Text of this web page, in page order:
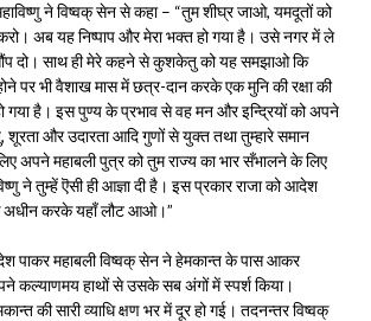
ने विष्वक् सेन से कहा – “तुम शीघ्र जाओ, यमदूतों को
करो। अब यह निष्पाप और मेरा भक्त हो गया है। उसे नगर में ले
दो। साथ ही मेरे कहने से कुशकेतु को यह समझाओ कि
पर भी वैशाख मास में छत्र-दान करके एक मुनि की रक्षा की
गया है। इस पुण्य के प्रभाव से वह मन और इन्द्रियों को अपने
शूरता और उदारता आदि गुणों से युक्त तथा तुम्हारे समान
अपने महाबली पुत्र को तुम राज्य का भार सँभालने के लिए
ने तुम्हें ऎसी ही आज्ञा दी है। इस प्रकार राजा को आदेश
अधीन करके यहाँ लौट आओ।”
पाकर महाबली विष्वक् सेन ने हेमकान्त के पास आकर
कल्याणमय हाथों से उसके सब अंगों में स्पर्श किया।
की सारी व्याधि क्षण भर में दूर हो गई। तदनन्तर विष्वक्